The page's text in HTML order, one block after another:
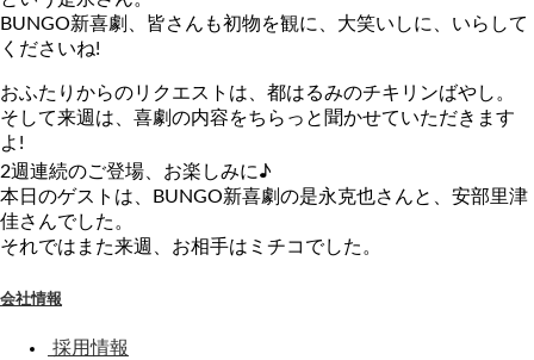
BUNGO新喜劇、皆さんも初物を観に、大笑いしに、いらして
くださいね!
おふたりからのリクエストは、都はるみのチキリンばやし。
そして来週は、喜劇の内容をちらっと聞かせていただきます
よ!
2週連続のご登場、お楽しみに♪
本日のゲストは、BUNGO新喜劇の是永克也さんと、安部里津
佳さんでした。
それではまた来週、お相手はミチコでした。
会社情報
採用情報